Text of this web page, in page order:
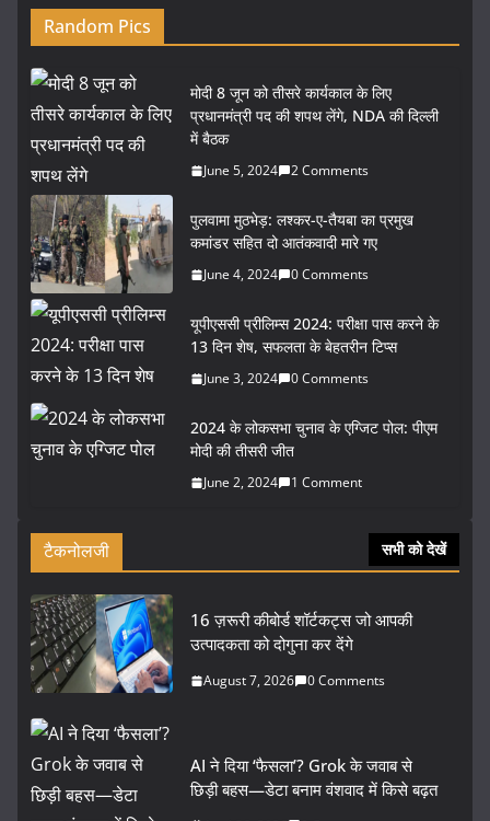
Random Pics
मोदी 8 जून को तीसरे कार्यकाल के लिए
प्रधानमंत्री पद की शपथ लेंगे, NDA की दिल्ली
में बैठक
June 5, 2024 2 Comments
पुलवामा मुठभेड़: लश्कर-ए-तैयबा का प्रमुख
कमांडर सहित दो आतंकवादी मारे गए
June 4, 2024 0 Comments
यूपीएससी प्रीलिम्स 2024: परीक्षा पास करने के
13 दिन शेष, सफलता के बेहतरीन टिप्स
June 3, 2024 0 Comments
2024 के लोकसभा चुनाव के एग्जिट पोल: पीएम
मोदी की तीसरी जीत
June 2, 2024 1 Comment
टैकनोलजी सभी को देखें
16 ज़रूरी कीबोर्ड शॉर्टकट्स जो आपकी
उत्पादकता को दोगुना कर देंगे
August 7, 2026 0 Comments
AI ने दिया ‘फैसला’? Grok के जवाब से
छिड़ी बहस—डेटा बनाम वंशवाद में किसे बढ़त